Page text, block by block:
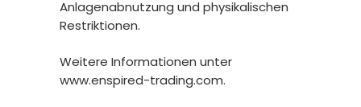
Anlagenabnutzung und physikalischen
Restriktionen.
Weitere Informationen unter
www.enspired-trading.com.